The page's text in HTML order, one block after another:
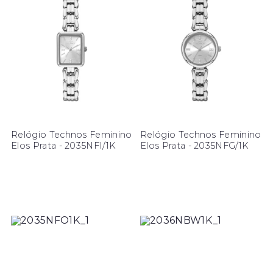
Relógio Technos Feminino
Elos Prata - 2035NFI/1K
Relógio Technos Feminino
Elos Prata - 2035NFG/1K